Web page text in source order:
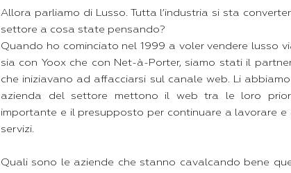
Allora parliamo di Lusso. Tutta l’industria si sta
settore a cosa state pensando?
Quando ho cominciato nel 1999 a voler vendere lusso
sia con Yoox che con Net-à-Porter, siamo stati il
che iniziavano ad affacciarsi sul canale web. Li
azienda del settore mettono il web tra le loro
importante e il presupposto per continuare a lavorare
servizi.
Quali sono le aziende che stanno cavalcando bene